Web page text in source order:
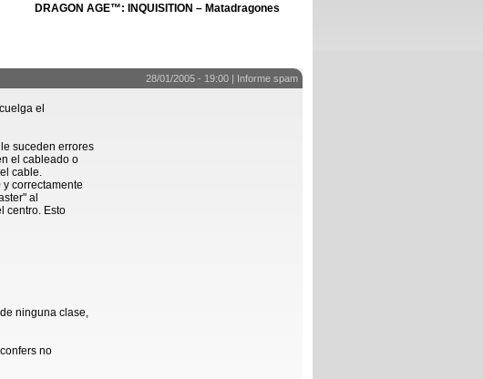
DRAGON AGE™: INQUISITION – Matadragones
28/01/2005 - 19:00 | Informe spam
el
suceden errores
el cableado o
cable.
correctamente
al
centro. Esto
ninguna clase,
no